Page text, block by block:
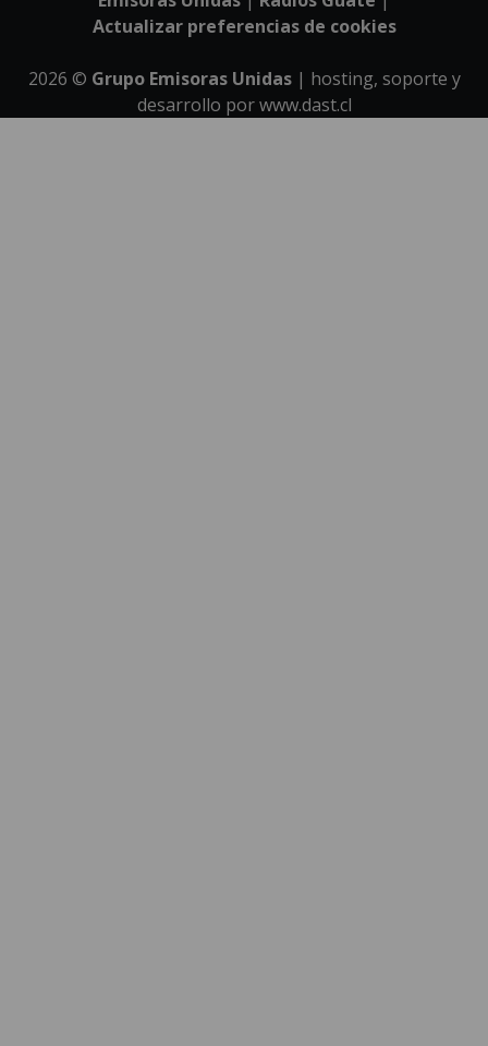
Actualizar preferencias de cookies
2026 © Grupo Emisoras Unidas| hosting, soporte y
desarrollo porwww.dast.cl